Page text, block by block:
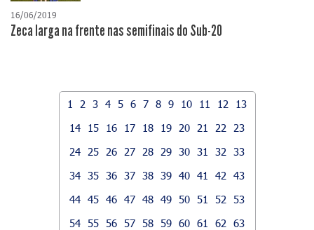
16/06/2019
Zeca larga na frente nas semifinais do Sub-20
1 2 3 4 5 6 7 8 9 10 11 12
13
14
15 16 17 18 19 20 21 22
23
24
25 26 27 28 29 30 31 32
33
34 35 36 37 38 39 40 41 42
43
44 45 46 47 48 49 50 51 52
53
54 55 56 57 58 59 60 61 62
63